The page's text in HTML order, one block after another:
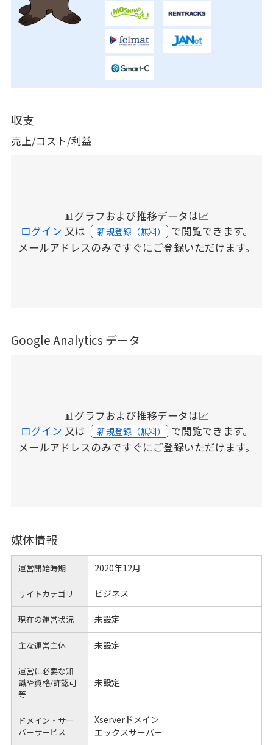
収支
売上/コスト/利益
📊グラフおよび推移データは📈
ログイン 又は 新規登録（無料） で閲覧できます。
メールアドレスのみですぐにご登録いただけます。
Google Analytics データ
📊グラフおよび推移データは📈
ログイン 又は 新規登録（無料） で閲覧できます。
メールアドレスのみですぐにご登録いただけます。
媒体情報
運営開始時期 2020年12月
サイトカテゴリ ビジネス
現在の運営状況 未設定
主な運営主体 未設定
運営に必要な知
識や資格/許認可
等
未設定
ドメイン・サー
バーサービス
Xserverドメイン
エックスサーバー